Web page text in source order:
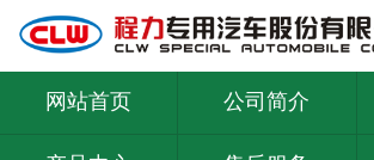
网站首页 公司简介